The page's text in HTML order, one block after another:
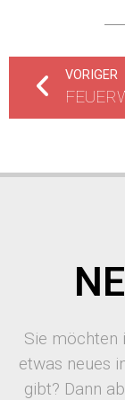
VORIGER
Sie möchten
etwas neues
gibt? Dann